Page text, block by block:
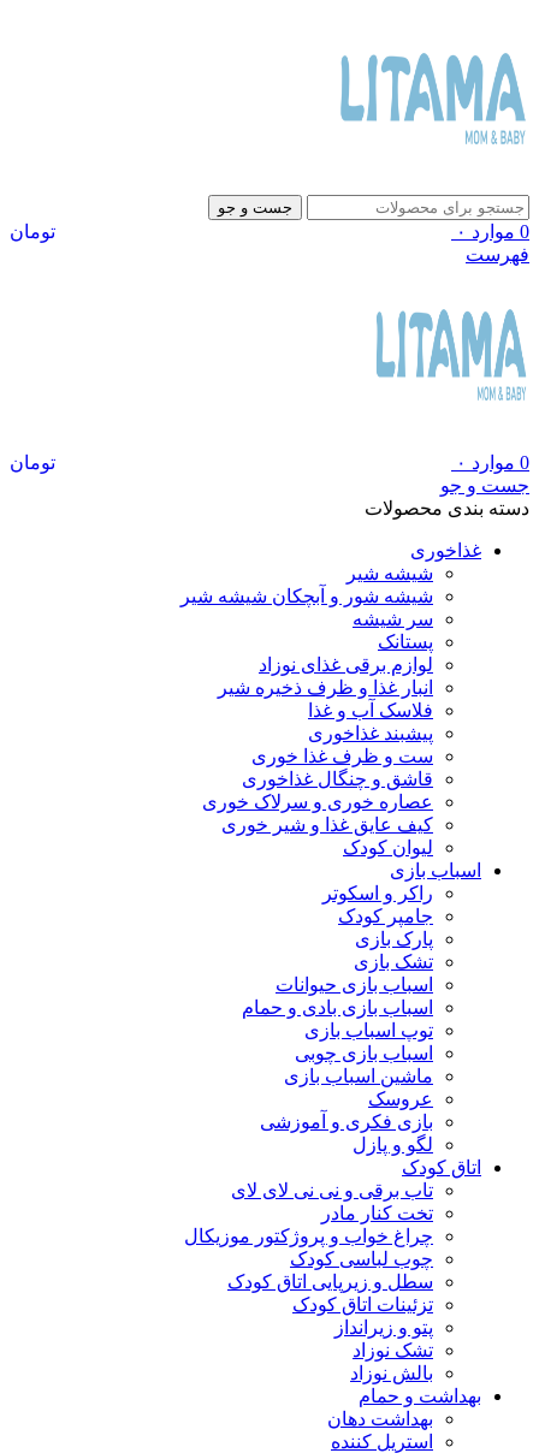
جست و جو
0 موارد ۰
تومان
فهرست
0 موارد ۰
تومان
جست و جو
دسته بندی محصولات
غذاخوری
شیشه شیر
شیشه ‌شور و آبچکان شیشه‌ شیر
سر شیشه
پستانک
لوازم برقی غذای نوزاد
انبار غذا و ظرف ذخیره شیر
فلاسک آب و غذا
پیشبند غذاخوری
ست و ظرف غذا خوری
قاشق و چنگال غذاخوری
عصاره خوری و سرلاک خوری
کیف عایق غذا و شیر خوری
لیوان کودک
اسباب بازی
راکر و اسکوتر
جامپر کودک
پارک بازی
تشک بازی
اسباب بازی حیوانات
اسباب بازی بادی و حمام
توپ اسباب بازی
اسباب بازی چوبی
ماشین اسباب بازی
عروسک
بازی فکری و آموزشی
لگو و پازل
اتاق کودک
تاب برقی و نی نی لای لای
تخت کنار مادر
چراغ خواب و پروژکتور موزیکال
چوب لباسی کودک
سطل و زیرپایی اتاق کودک
تزئینات اتاق کودک
پتو و زیرانداز
تشک نوزاد
بالش نوزاد
بهداشت و حمام
بهداشت دهان
استریل کننده